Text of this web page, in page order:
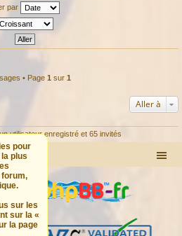
par
• Page 1 sur 1
Aller à
utilisateur enregistré et 65 invités
pour
plus
sur les
sur la «
la page